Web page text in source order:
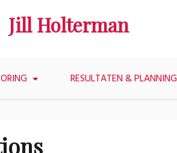
Jill Holterman
RESULTATEN & PLANNING